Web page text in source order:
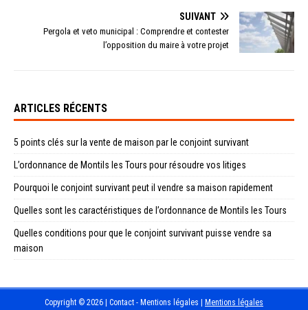
SUIVANT
Pergola et veto municipal : Comprendre et contester
l’opposition du maire à votre projet
ARTICLES RÉCENTS
5 points clés sur la vente de maison par le conjoint survivant
L’ordonnance de Montils les Tours pour résoudre vos litiges
Pourquoi le conjoint survivant peut il vendre sa maison rapidement
Quelles sont les caractéristiques de l’ordonnance de Montils les Tours
Quelles conditions pour que le conjoint survivant puisse vendre sa
maison
Copyright © 2026 | Contact - Mentions légales | Mentions légales